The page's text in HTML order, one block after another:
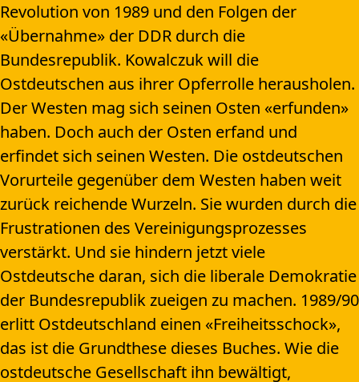
Revolution von 1989 und den Folgen der
«Übernahme» der DDR durch die
Bundesrepublik. Kowalczuk will die
Ostdeutschen aus ihrer Opferrolle herausholen.
Der Westen mag sich seinen Osten «erfunden»
haben. Doch auch der Osten erfand und
erfindet sich seinen Westen. Die ostdeutschen
Vorurteile gegenüber dem Westen haben weit
zurück reichende Wurzeln. Sie wurden durch die
Frustrationen des Vereinigungsprozesses
verstärkt. Und sie hindern jetzt viele
Ostdeutsche daran, sich die liberale Demokratie
der Bundesrepublik zueigen zu machen. 1989/90
erlitt Ostdeutschland einen «Freiheitsschock»,
das ist die Grundthese dieses Buches. Wie die
ostdeutsche Gesellschaft ihn bewältigt,